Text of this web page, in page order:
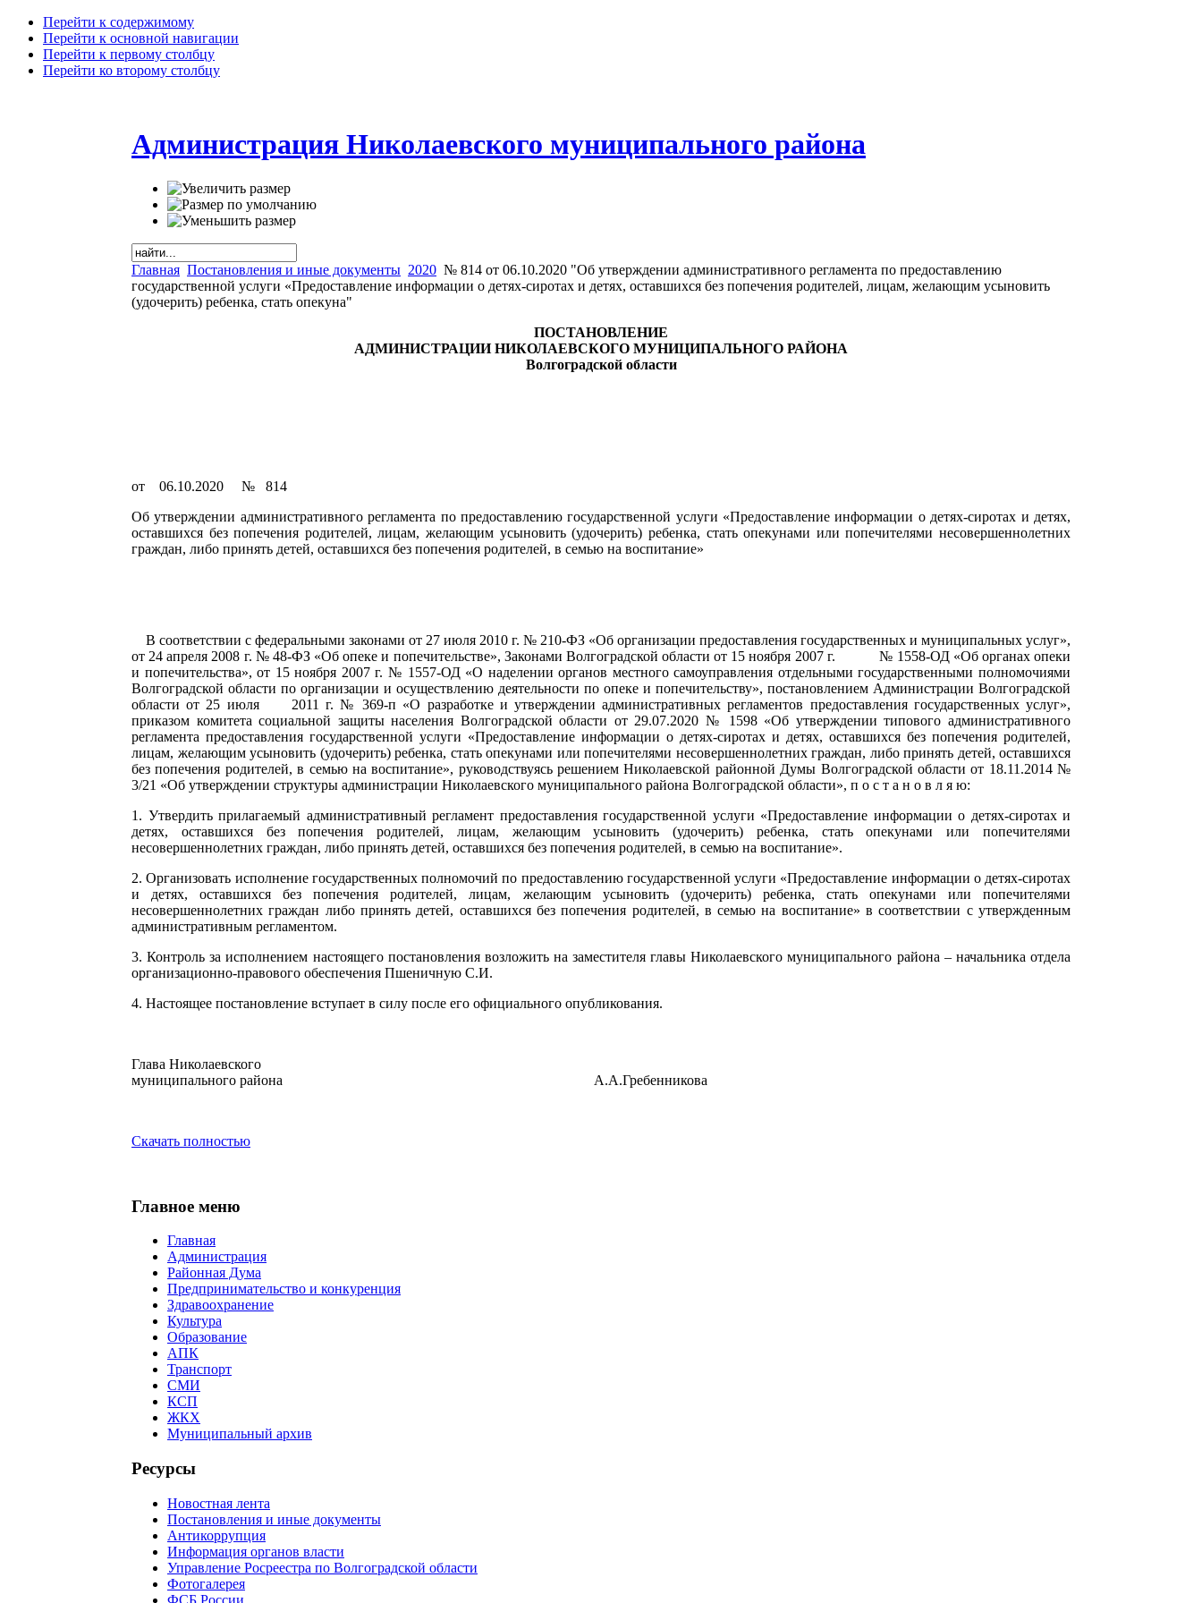
Перейти к содержимому
Перейти к основной навигации
Перейти к первому столбцу
Перейти ко второму столбцу
Администрация Николаевского муниципального района
Главная Постановления и иные документы 2020 № 814 от 06.10.2020 "Об утверждении административного регламента по предоставлению
государственной услуги «Предоставление информации о детях-сиротах и детях, оставшихся без попечения родителей, лицам, желающим усыновить
(удочерить) ребенка, стать опекуна"
ПОСТАНОВЛЕНИЕ
АДМИНИСТРАЦИИ НИКОЛАЕВСКОГО МУНИЦИПАЛЬНОГО РАЙОНА
Волгоградской области
от 06.10.2020 № 814
Об утверждении административного регламента по предоставлению государственной услуги «Предоставление информации о детях-сиротах и детях,
оставшихся без попечения родителей, лицам, желающим усыновить (удочерить) ребенка, стать опекунами или попечителями несовершеннолетних
граждан, либо принять детей, оставшихся без попечения родителей, в семью на воспитание»
В соответствии с федеральными законами от 27 июля 2010 г. № 210-ФЗ «Об организации предоставления государственных и муниципальных услуг»,
от 24 апреля 2008 г. № 48-ФЗ «Об опеке и попечительстве», Законами Волгоградской области от 15 ноября 2007 г. № 1558-ОД «Об органах опеки
и попечительства», от 15 ноября 2007 г. № 1557-ОД «О наделении органов местного самоуправления отдельными государственными полномочиями
Волгоградской области по организации и осуществлению деятельности по опеке и попечительству», постановлением Администрации Волгоградской
области от 25 июля 2011 г. № 369-п «О разработке и утверждении административных регламентов предоставления государственных услуг»,
приказом комитета социальной защиты населения Волгоградской области от 29.07.2020 № 1598 «Об утверждении типового административного
регламента предоставления государственной услуги «Предоставление информации о детях-сиротах и детях, оставшихся без попечения родителей,
лицам, желающим усыновить (удочерить) ребенка, стать опекунами или попечителями несовершеннолетних граждан, либо принять детей, оставшихся
без попечения родителей, в семью на воспитание», руководствуясь решением Николаевской районной Думы Волгоградской области от 18.11.2014 №
3/21 «Об утверждении структуры администрации Николаевского муниципального района Волгоградской области», п о с т а н о в л я ю:
1. Утвердить прилагаемый административный регламент предоставления государственной услуги «Предоставление информации о детях-сиротах и
детях, оставшихся без попечения родителей, лицам, желающим усыновить (удочерить) ребенка, стать опекунами или попечителями
несовершеннолетних граждан, либо принять детей, оставшихся без попечения родителей, в семью на воспитание».
2. Организовать исполнение государственных полномочий по предоставлению государственной услуги «Предоставление информации о детях-сиротах
и детях, оставшихся без попечения родителей, лицам, желающим усыновить (удочерить) ребенка, стать опекунами или попечителями
несовершеннолетних граждан либо принять детей, оставшихся без попечения родителей, в семью на воспитание» в соответствии с утвержденным
административным регламентом.
3. Контроль за исполнением настоящего постановления возложить на заместителя главы Николаевского муниципального района – начальника отдела
организационно-правового обеспечения Пшеничную С.И.
4. Настоящее постановление вступает в силу после его официального опубликования.
Глава Николаевского
муниципального района А.А.Гребенникова
Скачать полностью
Главное меню
Главная
Администрация
Районная Дума
Предпринимательство и конкуренция
Здравоохранение
Культура
Образование
АПК
Транспорт
СМИ
КСП
ЖКХ
Муниципальный архив
Ресурсы
Новостная лента
Постановления и иные документы
Антикоррупция
Информация органов власти
Управление Росреестра по Волгоградской области
Фотогалерея
ФСБ России